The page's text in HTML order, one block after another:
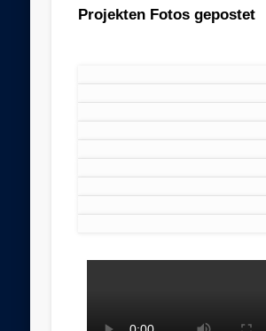
Projekten Fotos gepostet